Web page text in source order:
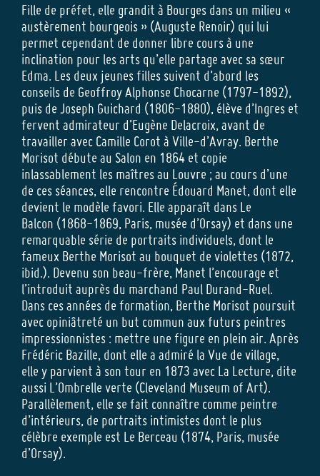
Fille de préfet, elle grandit à Bourges dans un milieu «
austèrement bourgeois » (Auguste Renoir) qui lui
permet cependant de donner libre cours à une
inclination pour les arts qu’elle partage avec sa sœur
Edma. Les deux jeunes filles suivent d’abord les
conseils de Geoffroy Alphonse Chocarne (1797-1892),
puis de Joseph Guichard (1806-1880), élève d’Ingres et
fervent admirateur d’Eugène Delacroix, avant de
travailler avec Camille Corot à Ville-d’Avray. Berthe
Morisot débute au Salon en 1864 et copie
inlassablement les maîtres au Louvre ; au cours d’une
de ces séances, elle rencontre Édouard Manet, dont elle
devient le modèle favori. Elle apparaît dans Le
Balcon (1868-1869, Paris, musée d’Orsay) et dans une
remarquable série de portraits individuels, dont le
fameux Berthe Morisot au bouquet de violettes (1872,
ibid.). Devenu son beau-frère, Manet l’encourage et
l’introduit auprès du marchand Paul Durand-Ruel.
Dans ces années de formation, Berthe Morisot poursuit
avec opiniâtreté un but commun aux futurs peintres
impressionnistes : mettre une figure en plein air. Après
Frédéric Bazille, dont elle a admiré la Vue de village,
elle y parvient à son tour en 1873 avec La Lecture, dite
aussi L’Ombrelle verte (Cleveland Museum of Art).
Parallèlement, elle se fait connaître comme peintre
d’intérieurs, de portraits intimistes dont le plus
célèbre exemple est Le Berceau (1874, Paris, musée
d’Orsay).